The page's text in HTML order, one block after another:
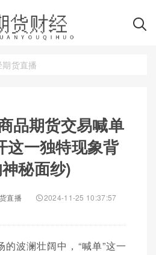
期货直播
品期货交易喊单
这一独特现象背
秘面纱)
直播 2024-11-25 10:37:57
的波澜壮阔中，“喊单”这一